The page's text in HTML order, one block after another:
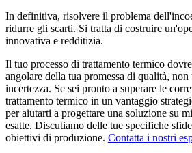
In definitiva, risolvere il problema
ridurre gli scarti. Si tratta di costruire
innovativa e redditizia.
Il tuo processo di trattamento termico
angolare della tua promessa di qualità,
incertezza. Se sei pronto a superare le
trattamento termico in un vantaggio
per aiutarti a progettare una soluzione su
esatte. Discutiamo delle tue specifiche
obiettivi di produzione. Contatta i nostri